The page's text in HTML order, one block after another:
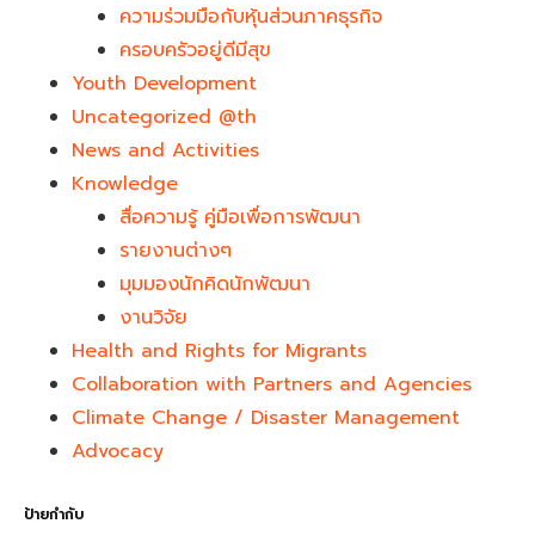
ความร่วมมือกับหุ้นส่วนภาคธุรกิจ
ครอบครัวอยู่ดีมีสุข
Youth Development​
Uncategorized @th
News and Activities
Knowledge
สื่อความรู้ คู่มือเพื่อการพัฒนา
รายงานต่างๆ
มุมมองนักคิดนักพัฒนา
งานวิจัย
Health and Rights for Migrants
Collaboration with Partners and Agencies
Climate Change / Disaster Management
Advocacy
ป้ายกำกับ